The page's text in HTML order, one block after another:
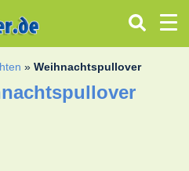
»Weihnachtspullover